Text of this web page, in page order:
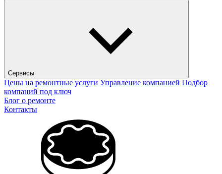
Сервисы
Цены на ремонтные услуги Управление компанией Подбор
компаний под ключ
Блог о ремонте
Контакты